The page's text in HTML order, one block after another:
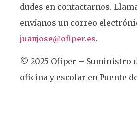
dudes en contactarnos.
envíanos un correo
juanjose@ofiper.es.
© 2025 Ofiper – Suministro
oficina y escolar en Puente